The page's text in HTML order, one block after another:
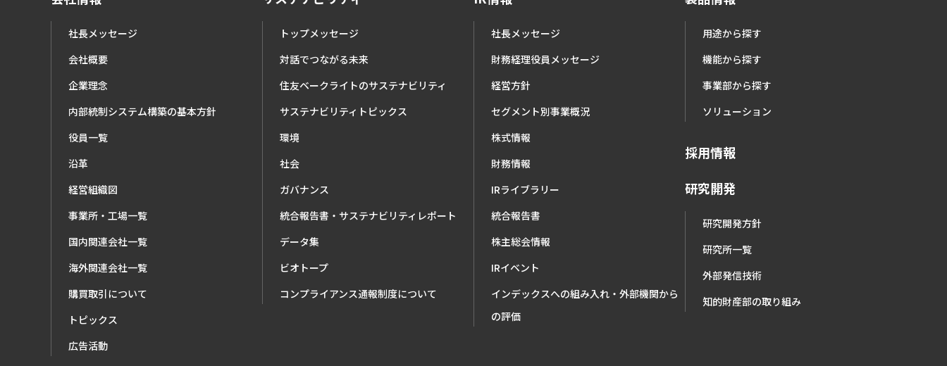
社長メッセージ
会社概要
企業理念
内部統制システム構築の基本方針
役員一覧
沿革
経営組織図
事業所・工場一覧
国内関連会社一覧
海外関連会社一覧
購買取引について
トピックス
広告活動
トップメッセージ
対話でつながる未来
住友ベークライトのサステナビリティ
サステナビリティトピックス
環境
社会
ガバナンス
統合報告書・サステナビリティレポート
データ集
ビオトープ
コンプライアンス通報制度について
社長メッセージ
財務経理役員メッセージ
経営方針
セグメント別事業概況
株式情報
財務情報
IRライブラリー
統合報告書
株主総会情報
IRイベント
インデックスへの組み入れ・外部機関から
の評価
用途から探す
機能から探す
事業部から探す
ソリューション
採用情報
研究開発
研究開発方針
研究所一覧
外部発信技術
知的財産部の取り組み